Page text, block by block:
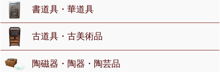
書道具・華道具
古道具・古美術品
陶磁器・陶器・陶芸品